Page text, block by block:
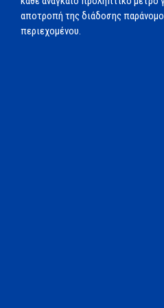
αποτροπή της διάδοσης
περιεχομένου.